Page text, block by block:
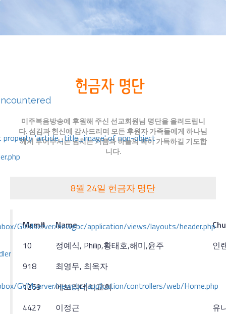
property 'airticle_title_image' of non-object
GVMserver/newgbc/application/views/layouts/header.php
GVMserver/newgbc/application/controllers/web/Home.php
미주복음방송에 후원해 주신 선교회원님 명단을 올려드립니
다. 섬김과 헌신에 감사드리며 모든 후원자 가족들에게 하나님
께서 부어주시는 넘치는 기쁨과 하늘의 복이 가득하길 기도합
니다.
8월 24일 헌금자 명단
Mem# Name
10
정예식, Philip,황태호,해미,윤주
인
918
최영무, 최옥자
1269
에브리데이교회
4427
이정근
유